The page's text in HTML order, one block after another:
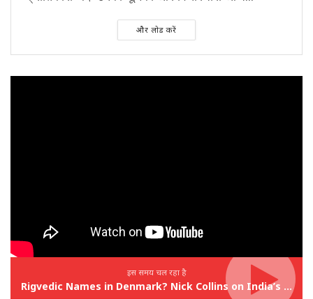
और लोड करें
इस समय चल रहा है
Rigvedic Names in Denmark? Nick Collins on India’s Forgotten Links With Europe